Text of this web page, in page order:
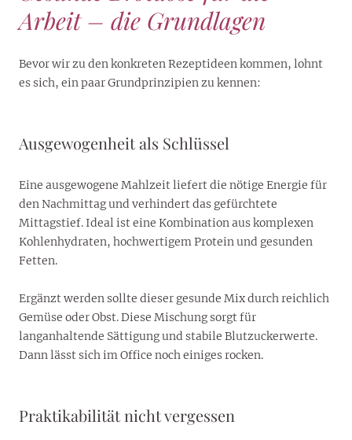
Arbeit – die Grundlagen
Bevor wir zu den konkreten Rezeptideen kommen, lohnt
es sich, ein paar Grundprinzipien zu kennen:
Ausgewogenheit als Schlüssel
Eine ausgewogene Mahlzeit liefert die nötige Energie für
den Nachmittag und verhindert das gefürchtete
Mittagstief. Ideal ist eine Kombination aus komplexen
Kohlenhydraten, hochwertigem Protein und gesunden
Fetten.
Ergänzt werden sollte dieser gesunde Mix durch reichlich
Gemüse oder Obst. Diese Mischung sorgt für
langanhaltende Sättigung und stabile Blutzuckerwerte.
Dann lässt sich im Office noch einiges rocken.
Praktikabilität nicht vergessen